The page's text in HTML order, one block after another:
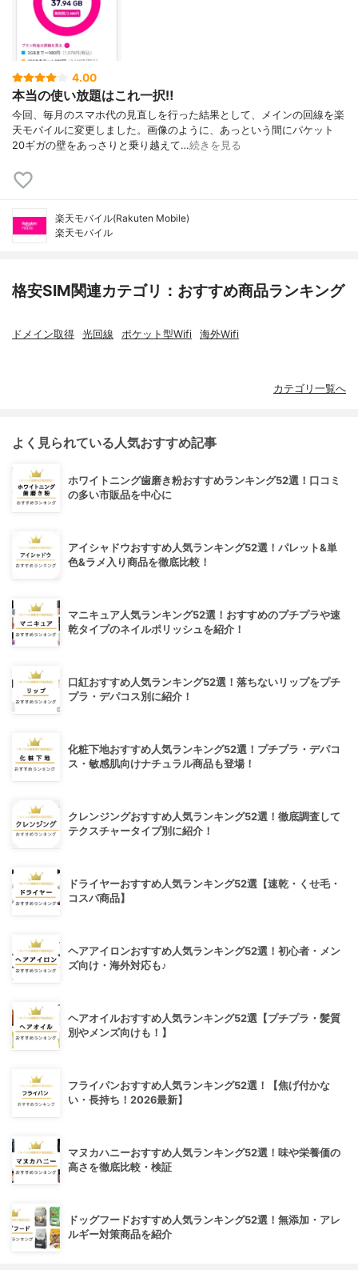
4.00
本当の使い放題はこれ一択‼️
今回、毎月のスマホ代の見直しを行った結果として、メインの回線を楽
天モバイルに変更しました。画像のように、あっという間にパケット
20ギガの壁をあっさりと乗り越えて…続きを見る
楽天モバイル(Rakuten Mobile)
楽天モバイル
格安SIM関連カテゴリ：おすすめ商品ランキング
ドメイン取得 光回線 ポケット型Wifi 海外Wifi
カテゴリ一覧へ
よく見られている人気おすすめ記事
ホワイトニング歯磨き粉おすすめランキング52選！口コミ
の多い市販品を中心に
アイシャドウおすすめ人気ランキング52選！パレット&単
色&ラメ入り商品を徹底比較！
マニキュア人気ランキング52選！おすすめのプチプラや速
乾タイプのネイルポリッシュを紹介！
口紅おすすめ人気ランキング52選！落ちないリップをプチ
プラ・デパコス別に紹介！
化粧下地おすすめ人気ランキング52選！プチプラ・デパコ
ス・敏感肌向けナチュラル商品も登場！
クレンジングおすすめ人気ランキング52選！徹底調査して
テクスチャータイプ別に紹介！
ドライヤーおすすめ人気ランキング52選【速乾・くせ毛・
コスパ商品】
ヘアアイロンおすすめ人気ランキング52選！初心者・メン
ズ向け・海外対応も♪
ヘアオイルおすすめ人気ランキング52選【プチプラ・髪質
別やメンズ向けも！】
フライパンおすすめ人気ランキング52選！【焦げ付かな
い・長持ち！2026最新】
マヌカハニーおすすめ人気ランキング52選！味や栄養価の
高さを徹底比較・検証
ドッグフードおすすめ人気ランキング52選！無添加・アレ
ルギー対策商品を紹介